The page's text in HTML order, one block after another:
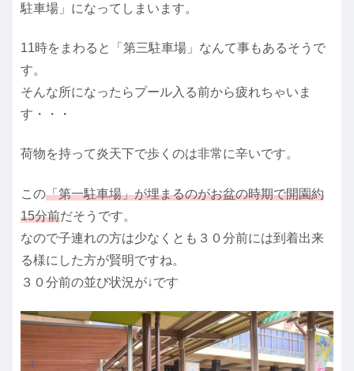
駐車場」になってしまいます。
11時をまわると「第三駐車場」なんて事もあるそうで
す。
そんな所になったらプール入る前から疲れちゃいま
す・・・
荷物を持って炎天下で歩くのは非常に辛いです。
この「第一駐車場」が埋まるのがお盆の時期で開園約
15分前だそうです。
なので子連れの方は少なくとも３０分前には到着出来
る様にした方が賢明ですね。
３０分前の並び状況が↓です